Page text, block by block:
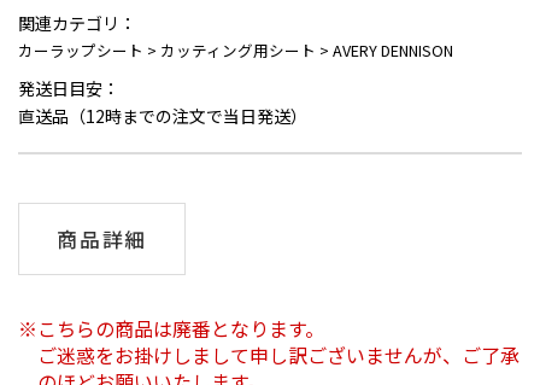
関連カテゴリ：
カーラップシート > カッティング用シート > AVERY DENNISON
発送日目安：
直送品（12時までの注文で当日発送）
商品詳細
こちらの商品は廃番となります。
ご迷惑をお掛けしまして申し訳ございませんが、ご了承